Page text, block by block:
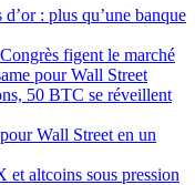
: plus qu’une banque
figent le marché
pour Wall Street
50 BTC se réveillent
Wall Street en un
et altcoins sous pression